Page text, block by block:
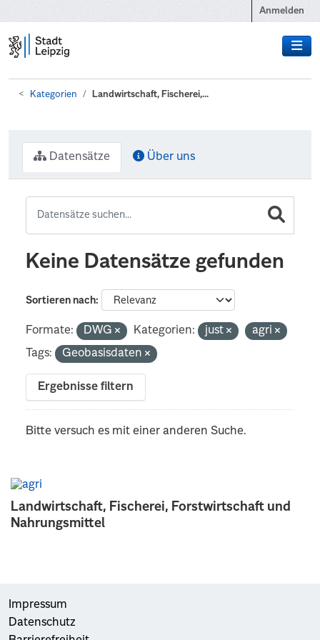
Anmelden
Kategorien Landwirtschaft, Fischerei,...
Landwirtschaft, Fischerei, Forstwirtschaft und
Nahrungsmittel
Datensätze Über uns
Keine Datensätze gefunden
Sortieren nach
Formate: DWG Kategorien: just
agri
Tags:
Geobasisdaten
Ergebnisse filtern
Bitte versuch es mit einer anderen Suche.
Impressum
Datenschutz